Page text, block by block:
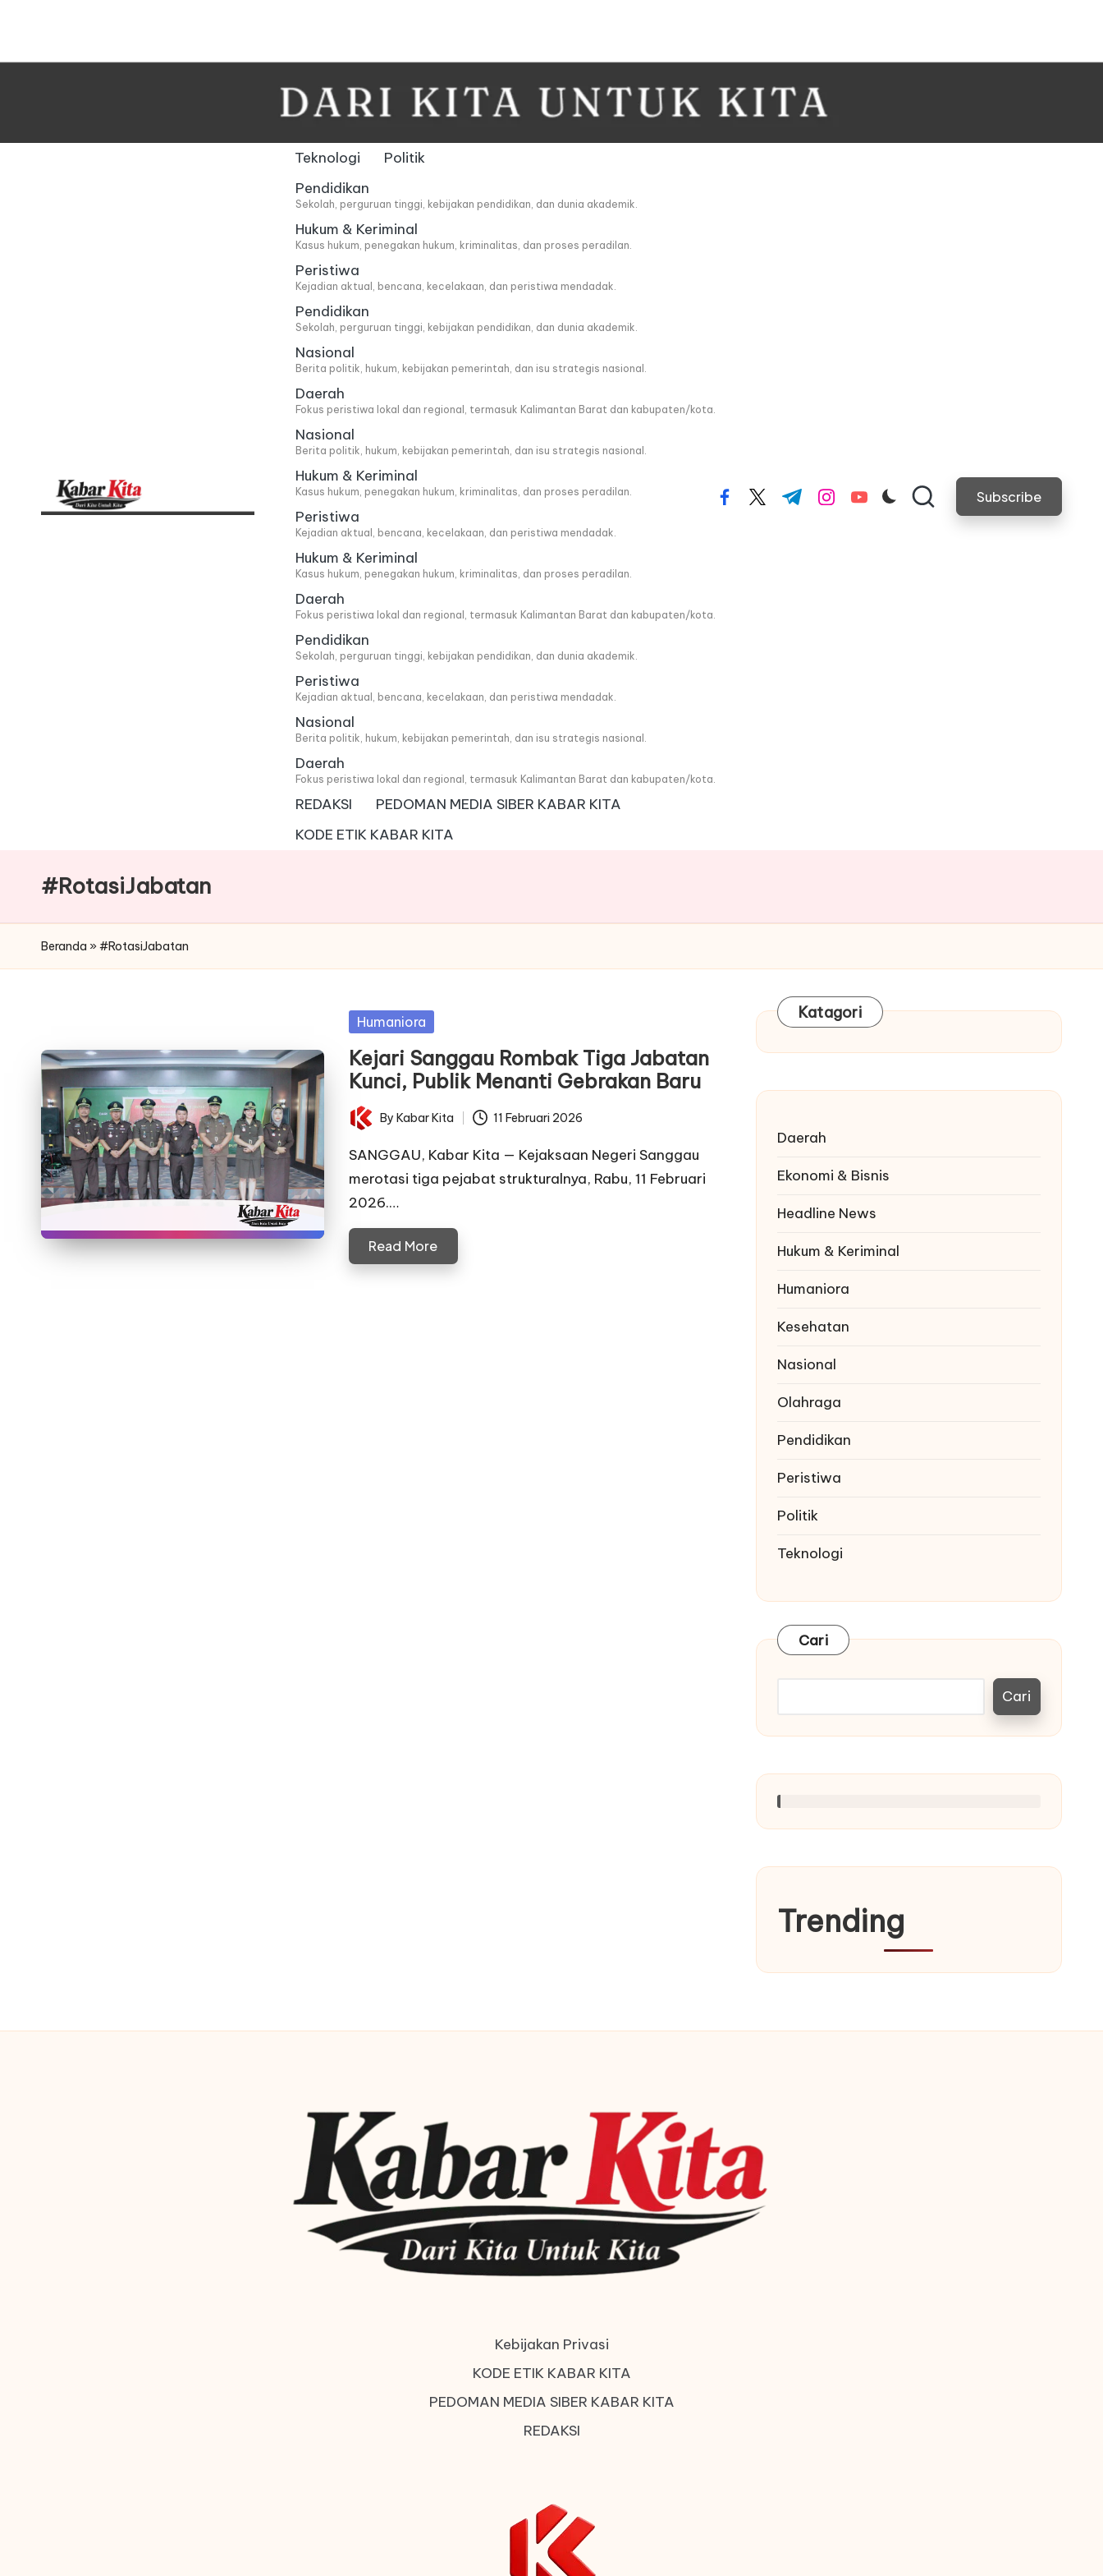
to
Teknologi
Politik
Pendidikan
Sekolah, perguruan tinggi, kebijakan pendidikan, dan dunia akademik.
Hukum & Keriminal
Kasus hukum, penegakan hukum, kriminalitas, dan proses peradilan.
Peristiwa
Kejadian aktual, bencana, kecelakaan, dan peristiwa mendadak.
Pendidikan
Sekolah, perguruan tinggi, kebijakan pendidikan, dan dunia akademik.
Nasional
Berita politik, hukum, kebijakan pemerintah, dan isu strategis nasional.
Daerah
Fokus peristiwa lokal dan regional, termasuk Kalimantan Barat dan kabupaten/kota.
Nasional
Berita politik, hukum, kebijakan pemerintah, dan isu strategis nasional.
Hukum & Keriminal
Kasus hukum, penegakan hukum, kriminalitas, dan proses peradilan.
Peristiwa
Kejadian aktual, bencana, kecelakaan, dan peristiwa mendadak.
Hukum & Keriminal
Kasus hukum, penegakan hukum, kriminalitas, dan proses peradilan.
Daerah
Fokus peristiwa lokal dan regional, termasuk Kalimantan Barat dan kabupaten/kota.
Pendidikan
Sekolah, perguruan tinggi, kebijakan pendidikan, dan dunia akademik.
Peristiwa
Kejadian aktual, bencana, kecelakaan, dan peristiwa mendadak.
Nasional
Berita politik, hukum, kebijakan pemerintah, dan isu strategis nasional.
Daerah
Fokus peristiwa lokal dan regional, termasuk Kalimantan Barat dan kabupaten/kota.
REDAKSI
PEDOMAN MEDIA SIBER KABAR KITA
KODE ETIK KABAR KITA
facebook.com
twitter.com
t.me instagram.com
youtube.com Subscribe
#RotasiJabatan
Beranda » #RotasiJabatan
Posted
Humaniora
Kejari Sanggau Rombak Tiga Jabatan
Kunci, Publik Menanti Gebrakan Baru
Posted
by
By Kabar Kita 11 Februari 2026
SANGGAU, Kabar Kita — Kejaksaan Negeri Sanggau
merotasi tiga pejabat strukturalnya, Rabu, 11 Februari
2026.…
Read More
Katagori
Daerah
Ekonomi & Bisnis
Headline News
Hukum & Keriminal
Humaniora
Kesehatan
Nasional
Olahraga
Pendidikan
Peristiwa
Politik
Teknologi
Cari
Cari
Trending
Kebijakan Privasi
KODE ETIK KABAR KITA
PEDOMAN MEDIA SIBER KABAR KITA
REDAKSI